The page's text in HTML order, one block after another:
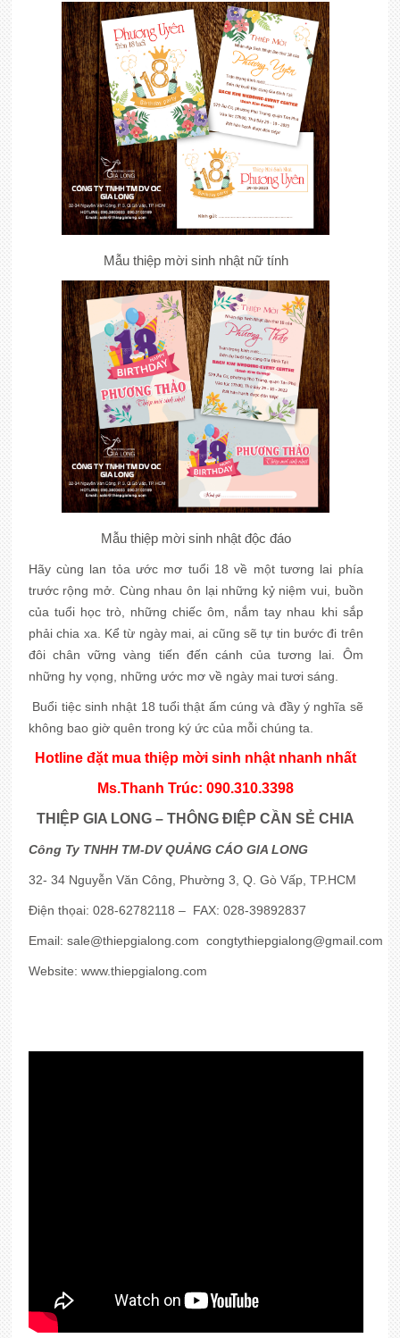
Mẫu thiệp mời sinh nhật nữ tính
Mẫu thiệp mời sinh nhật độc đáo
Hãy cùng lan tỏa ước mơ tuổi 18 về một tương lai phía
trước rộng mở. Cùng nhau ôn lại những kỷ niệm vui, buồn
của tuổi học trò, những chiếc ôm, nắm tay nhau khi sắp
phải chia xa. Kể từ ngày mai, ai cũng sẽ tự tin bước đi trên
đôi chân vững vàng tiến đến cánh của tương lai. Ôm
những hy vọng, những ước mơ về ngày mai tươi sáng.
Buổi tiệc sinh nhật 18 tuổi thật ấm cúng và đầy ý nghĩa sẽ
không bao giờ quên trong ký ức của mỗi chúng ta.
Hotline đặt mua thiệp mời sinh nhật nhanh nhất
Ms.Thanh Trúc: 090.310.3398
THIỆP GIA LONG – THÔNG ĐIỆP CẦN SẺ CHIA
Công Ty TNHH TM-DV QUẢNG CÁO GIA LONG
32- 34 Nguyễn Văn Công, Phường 3, Q. Gò Vấp, TP.HCM
Điện thọai: 028-62782118 – FAX: 028-39892837
Email: sale@thiepgialong.com congtythiepgialong@gmail.com
Website: www.thiepgialong.com